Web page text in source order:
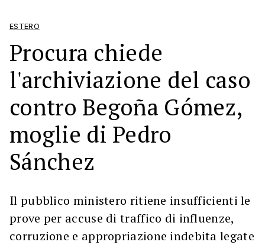
ESTERO
Procura chiede
l'archiviazione del caso
contro Begoña Gómez,
moglie di Pedro
Sánchez
Il pubblico ministero ritiene insufficienti le
prove per accuse di traffico di influenze,
corruzione e appropriazione indebita legate